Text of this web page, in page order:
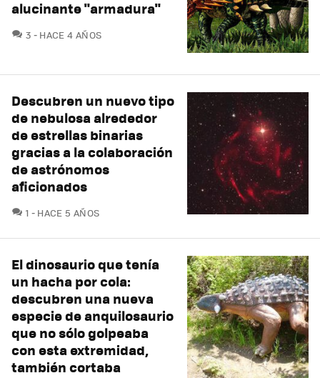
alucinante "armadura"
3 COMENTARIOS
HACE 4 AÑOS
Descubren un nuevo tipo
de nebulosa alrededor
de estrellas binarias
gracias a la colaboración
de astrónomos
aficionados
1 COMENTARIOS
HACE 5 AÑOS
El dinosaurio que tenía
un hacha por cola:
descubren una nueva
especie de anquilosaurio
que no sólo golpeaba
con esta extremidad,
también cortaba